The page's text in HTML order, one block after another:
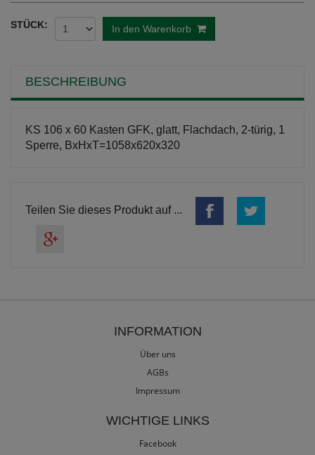
STÜCK: In den Warenkorb
BESCHREIBUNG
KS 106 x 60 Kasten GFK, glatt, Flachdach, 2-türig, 1
Sperre, BxHxT=1058x620x320
Teilen Sie dieses Produkt auf ...
INFORMATION
Über uns
AGBs
Impressum
WICHTIGE LINKS
Facebook